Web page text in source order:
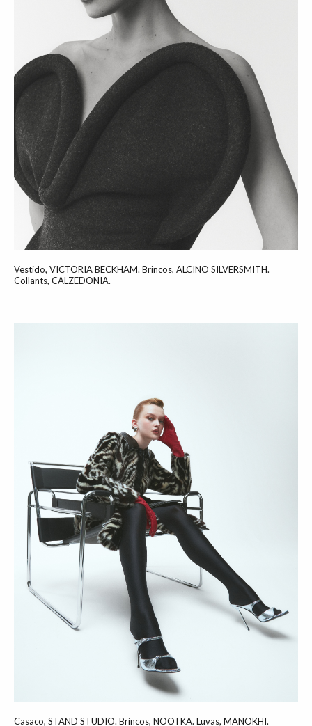
Vestido, VICTORIA BECKHAM. Brincos, ALCINO SILVERSMITH.
Collants, CALZEDONIA.
Casaco, STAND STUDIO. Brincos, NOOTKA. Luvas, MANOKHI.